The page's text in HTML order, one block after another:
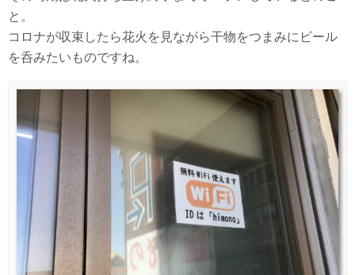
と。
コロナが収束したら花火を見ながら干物をつまみにビール
を呑みたいものですね。